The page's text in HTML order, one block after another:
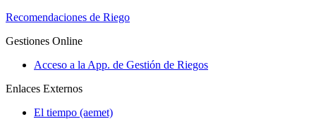
Recomendaciones de Riego
Gestiones Online
Acceso a la App. de Gestión de Riegos
Enlaces Externos
El tiempo (aemet)